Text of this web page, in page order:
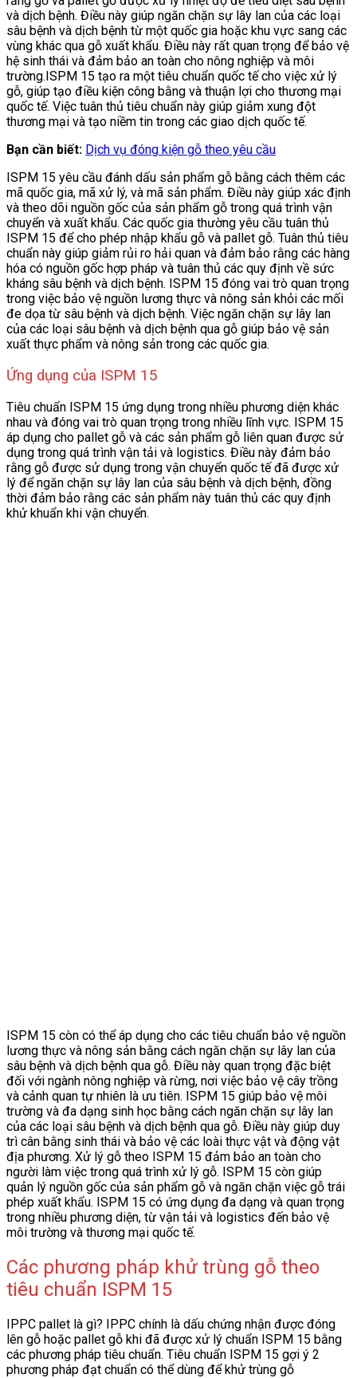
và dịch bệnh. Điều này giúp ngăn chặn sự lây lan của các loại
sâu bệnh và dịch bệnh từ một quốc gia hoặc khu vực sang các
vùng khác qua gỗ xuất khẩu. Điều này rất quan trọng để bảo vệ
hệ sinh thái và đảm bảo an toàn cho nông nghiệp và môi
trường. ISPM 15 tạo ra một tiêu chuẩn quốc tế cho việc xử lý
gỗ, giúp tạo điều kiện công bằng và thuận lợi cho thương mại
quốc tế. Việc tuân thủ tiêu chuẩn này giúp giảm xung đột
thương mại và tạo niềm tin trong các giao dịch quốc tế.
Bạn cần biết: Dịch vụ đóng kiện gỗ theo yêu cầu
ISPM 15 yêu cầu đánh dấu sản phẩm gỗ bằng cách thêm các
mã quốc gia, mã xử lý, và mã sản phẩm. Điều này giúp xác định
và theo dõi nguồn gốc của sản phẩm gỗ trong quá trình vận
chuyển và xuất khẩu. Các quốc gia thường yêu cầu tuân thủ
ISPM 15 để cho phép nhập khẩu gỗ và pallet gỗ. Tuân thủ tiêu
chuẩn này giúp giảm rủi ro hải quan và đảm bảo rằng các hàng
hóa có nguồn gốc hợp pháp và tuân thủ các quy định về sức
kháng sâu bệnh và dịch bệnh. ISPM 15 đóng vai trò quan trọng
trong việc bảo vệ nguồn lương thực và nông sản khỏi các mối
đe dọa từ sâu bệnh và dịch bệnh. Việc ngăn chặn sự lây lan
của các loại sâu bệnh và dịch bệnh qua gỗ giúp bảo vệ sản
xuất thực phẩm và nông sản trong các quốc gia.
Ứng dụng của ISPM 15
Tiêu chuẩn ISPM 15 ứng dụng trong nhiều phương diện khác
nhau và đóng vai trò quan trọng trong nhiều lĩnh vực. ISPM 15
áp dụng cho pallet gỗ và các sản phẩm gỗ liên quan được sử
dụng trong quá trình vận tải và logistics. Điều này đảm bảo
rằng gỗ được sử dụng trong vận chuyển quốc tế đã được xử
lý để ngăn chặn sự lây lan của sâu bệnh và dịch bệnh, đồng
thời đảm bảo rằng các sản phẩm này tuân thủ các quy định
khử khuẩn khi vận chuyển.
ISPM 15 còn có thể áp dụng cho các tiêu chuẩn bảo vệ nguồn
lương thực và nông sản bằng cách ngăn chặn sự lây lan của
sâu bệnh và dịch bệnh qua gỗ. Điều này quan trọng đặc biệt
đối với ngành nông nghiệp và rừng, nơi việc bảo vệ cây trồng
và cảnh quan tự nhiên là ưu tiên. ISPM 15 giúp bảo vệ môi
trường và đa dạng sinh học bằng cách ngăn chặn sự lây lan
của các loại sâu bệnh và dịch bệnh qua gỗ. Điều này giúp duy
trì cân bằng sinh thái và bảo vệ các loài thực vật và động vật
địa phương. Xử lý gỗ theo ISPM 15 đảm bảo an toàn cho
người làm việc trong quá trình xử lý gỗ. ISPM 15 còn giúp
quản lý nguồn gốc của sản phẩm gỗ và ngăn chặn việc gỗ trái
phép xuất khẩu. ISPM 15 có ứng dụng đa dạng và quan trọng
trong nhiều phương diện, từ vận tải và logistics đến bảo vệ
môi trường và thương mại quốc tế.
Các phương pháp khử trùng gỗ theo
tiêu chuẩn ISPM 15
IPPC pallet là gì? IPPC chính là dấu chứng nhận được đóng
lên gỗ hoặc pallet gỗ khi đã được xử lý chuẩn ISPM 15 bằng
các phương pháp tiêu chuẩn. Tiêu chuẩn ISPM 15 gợi ý 2
phương pháp đạt chuẩn có thể dùng để khử trùng gỗ